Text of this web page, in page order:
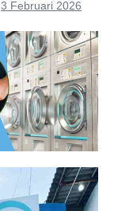
3 Februari 2026